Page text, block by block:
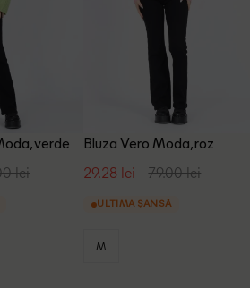
verde
lei
Bluza Vero Moda, roz
29.28 lei 79.00 lei
ULTIMA ȘANSĂ
M